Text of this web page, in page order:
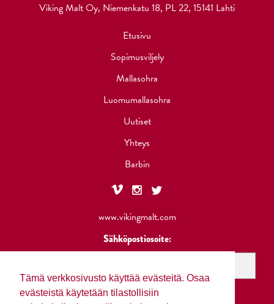
Tämä verkkosivusto käyttää evästeitä. Osaa
evästeistä käytetään tilastollisiin
Viking Malt Oy, Niemenkatu 18, PL 22, 15141 Lahti
Etusivu
Sopimusviljely
Mallasohra
Luomumallasohra
Uutiset
Yhteys
Barbin
www.vikingmalt.com
Sähköpostiosoite: